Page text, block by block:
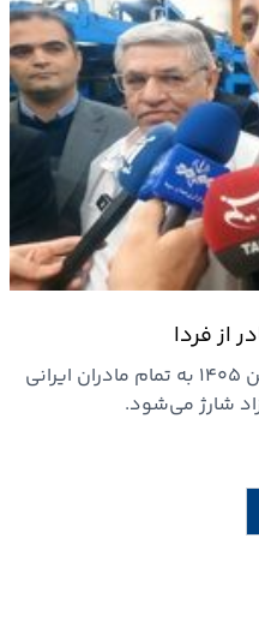
از فردا
کارت امید مادر از فردا اول فروردین ۱۴۰۵ به تمام مادران ایرانی